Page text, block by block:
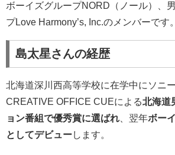
ボーイズグループNORD（ノール）、
プLove Harmony’s, Inc.のメンバーです。
島太星さんの経歴
北海道深川西高等学校に在学中にソニ
CREATIVE OFFICE CUEによる北海道
ョン番組で優秀賞に選ばれ 、翌年ボー
としてデビューします。